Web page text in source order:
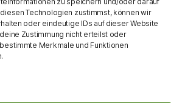
Technologien zustimmst, können wir
oder eindeutige IDs auf dieser Website
Zustimmung nicht erteilst oder
Merkmale und Funktionen
Tür Tanz Theater
Vernissage Vorlesen
Vortrag Vortrag